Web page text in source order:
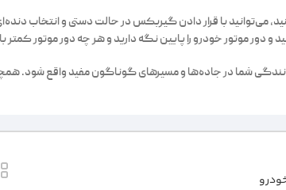
می‌توانید با قرار دادن گیربکس در حالت دستی و انتخاب
و دور موتور خودرو را پایین نگه دارید و هر چه دور
رانندگی شما در جاده‌ها و مسیرهای گوناگون مفید واقع شود.